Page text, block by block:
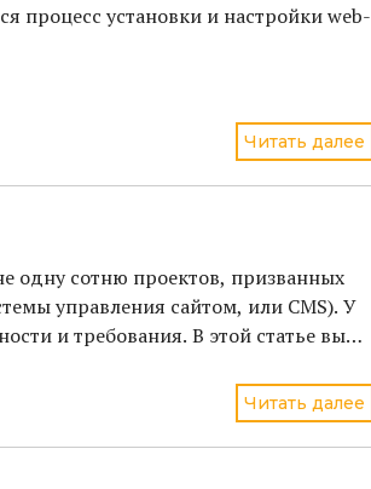
процесс установки и настройки web-
Читать далее
одну сотню проектов, призванных
управления сайтом, или CMS). У
и требования. В этой статье вы
Читать далее